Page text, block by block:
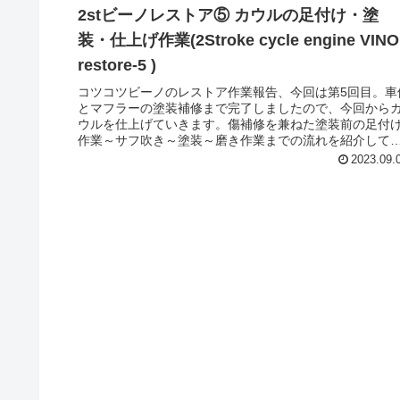
2stビーノレストア⑤ カウルの足付け・塗
装・仕上げ作業(2Stroke cycle engine VINO
restore-5 )
コツコツビーノのレストア作業報告、今回は第5回目。車
とマフラーの塗装補修まで完了しましたので、今回からカ
ウルを仕上げていきます。傷補修を兼ねた塗装前の足付
作業～サフ吹き～塗装～磨き作業までの流れを紹介してい